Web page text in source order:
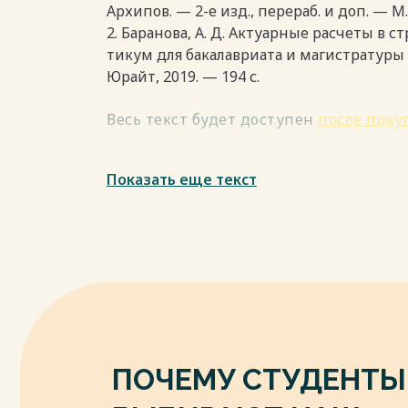
страховщики собрали 795 188 млн.
приходилось на страхование жизни,
гигантские средства в экономику
Аккумулированные страховыми
посредством рынка ценных бумаг
страховых компаний приходится 55%
Архипов. — 2-е изд., перераб. и доп. —
2. Баранова, А. Д. Актуарные расчеты в
тикум для бакалавриата и
Юрайт, 2019. — 194 с.
Весь текст будет доступен после
Показать еще текст
ПОЧЕМУ СТУДЕНТЫ